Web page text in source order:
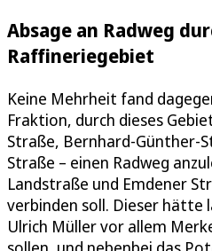
Absage an Radweg
Raffineriegebiet
Keine Mehrheit fand
Fraktion, durch dieses
Straße, Bernhard-Günther-
Straße – einen Radweg
Landstraße und Emdener
verbinden soll. Dieser hätte
Ulrich Müller vor allem